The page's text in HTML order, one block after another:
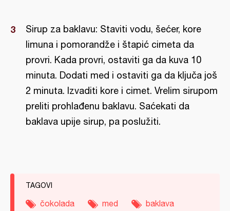
Sirup za baklavu: Staviti vodu, šećer, kore
limuna i pomorandže i štapić cimeta da
provri. Kada provri, ostaviti ga da kuva 10
minuta. Dodati med i ostaviti ga da ključa još
2 minuta. Izvaditi kore i cimet. Vrelim sirupom
preliti prohlađenu baklavu. Saćekati da
baklava upije sirup, pa poslužiti.
TAGOVI
čokolada med
baklava